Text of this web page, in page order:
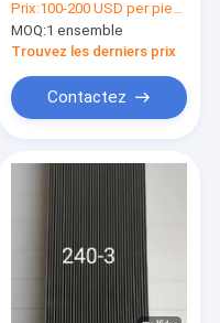
gestion thermique
épaissi de 66 cm
Prix:100-200 USD per piece
MOQ:1 ensemble
Trouvez les derniers prix
Contactez